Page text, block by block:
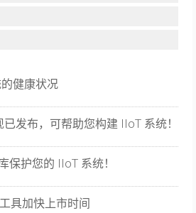
健康状况
已发布，可帮助您构建 IIoT 系统！
保护您的 IIoT 系统！
具加快上市时间